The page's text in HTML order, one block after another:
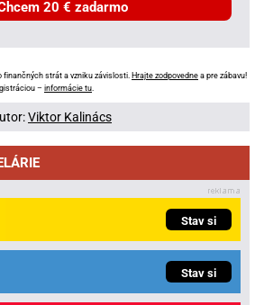
20 € zadarmo
finančných strát a vzniku závislosti. Hrajte zodpovedne a pre zábavu!
– informácie tu.
Viktor Kalinács
Stav si
Stav si